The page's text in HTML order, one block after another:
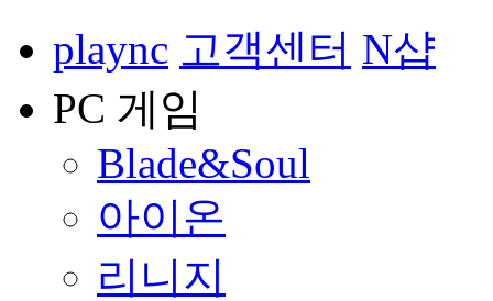
plaync 고객센터 N샵
PC 게임
Blade&Soul
아이온
리니지